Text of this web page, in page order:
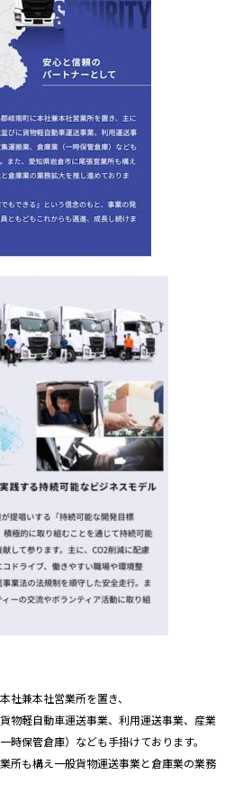
社兼本社営業所を置き、
物軽自動車運送事業、利用運送事業、産業
時保管倉庫）なども手掛けております。
所も構え一般貨物運送事業と倉庫業の業務